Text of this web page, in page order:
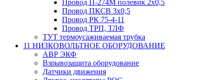
Провод П-274М полевик 2х0,5
Провод ПКСВ 3х0,5
Провод РК 75-4-11
Провод ТРП, ТЛФ
ТУТ термоусаживаемая трубка
11 НИЗКОВОЛЬТНОЕ ОБОРУДОВАНИЕ
АВР ЭКФ
Взрывозащита оборудование
Датчики движения